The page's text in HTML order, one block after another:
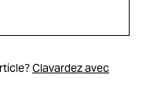
Clavardez avec